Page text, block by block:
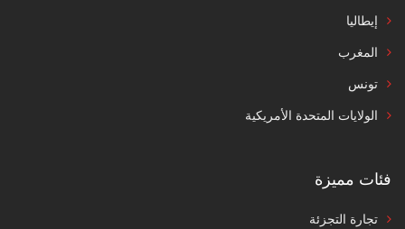
إيطاليا
المغرب
تونس
الولايات المتحدة الأمريكية
فئات مميزة
تجارة التجزئة